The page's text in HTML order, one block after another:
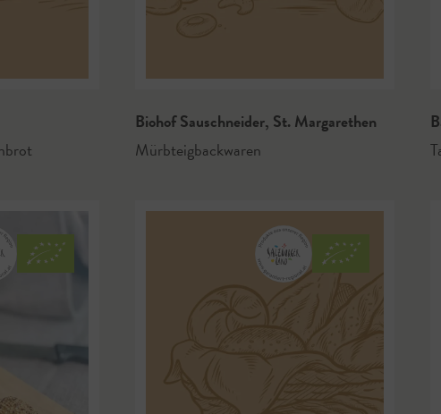
Biohof Sauschneider, St. Margarethen
Mürbteigbackwaren